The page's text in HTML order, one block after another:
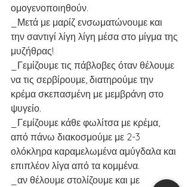
ομογενοποιηθούν.
_Μετά με μαρίζ ενσωματώνουμε και
την σαντιγί λίγη λίγη μέσα στο μίγμα της
μυζήθρας!
_Γεμίζουμε τις πάβλοβες όταν θέλουμε
να τις σερβίρουμε, διατηρούμε την
κρέμα σκεπασμένη με μεμβράνη στο
ψυγείο.
_Γεμίζουμε κάθε φωλίτσα με κρέμα,
από πάνω διακοσμούμε με 2-3
ολόκληρα καραμελωμένα αμύγδαλα και
επιπλέον λίγα από τα κομμένα.
_αν θέλουμε στολίζουμε και με